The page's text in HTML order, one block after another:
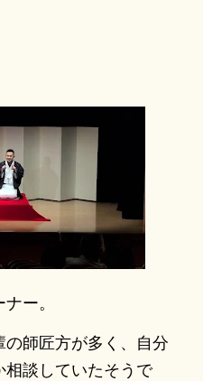
ー。
師匠方が多く、自分
談していたそうで